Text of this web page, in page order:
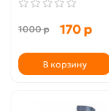
1000 р 170 р
В корзину